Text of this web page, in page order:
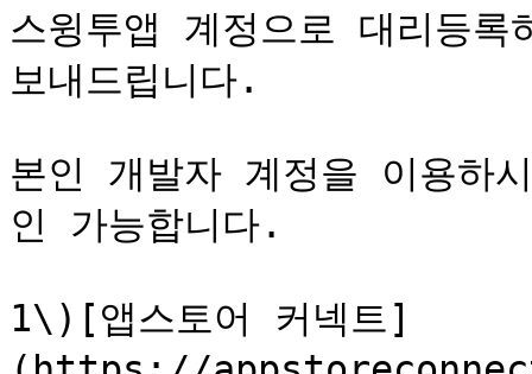
스윙투앱 계정으로 대리등
보내드립니다.
본인 개발자 계정을 이용하
인 가능합니다.
1\)[앱스토어 커넥트]